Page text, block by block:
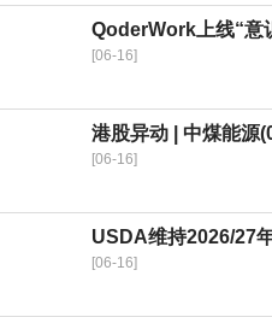
QoderWork上线“意
[06-16]
港股异动 | 中煤能源
[06-16]
USDA维持2026/27
[06-16]